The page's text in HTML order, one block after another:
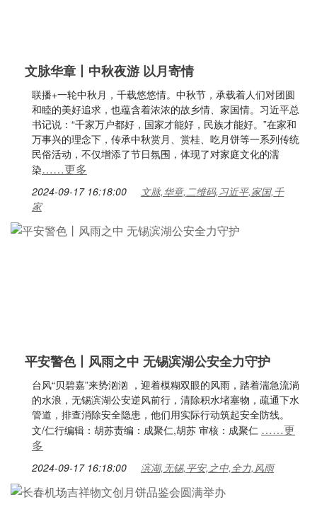
文脉华章丨中秋夜游 以月寄情
联播+一轮中秋月，千载悠悠情。中秋节，承载着人们对团圆
和睦的美好追求，也蕴含着浓浓的故乡情、家国情。习近平总
书记说：“千家万户都好，国家才能好，民族才能好。”在家和
万事兴的理念下，传承中秋赏月、赏桂、吃月饼等一系列传统
民俗活动，不仅增添了节日氛围，体现了对家庭文化的濡
染……更多
2024-09-17 16:18:00
文脉,华章,二维码,习近平,家国,千
家
平安警色丨风雨之中 无锡滨湖公安全力守护
台风“贝碧嘉”来势汹汹 ，迎着模糊双眼的风雨，踏着湍急流淌
的水浪，无锡滨湖公安逆风前行，清除积水堵塞物，疏通下水
管道，排查消除安全隐患，他们用实际行动筑起安全防线。
文/仁行编辑：胡苏责编：成聚仁,胡苏 审核：成聚仁 ……更
多
2024-09-17 16:18:00 滨湖,无锡,平安,之中,全力,风雨